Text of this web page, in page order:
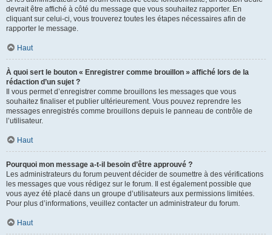
devrait être affiché à côté du message que vous souhaitez rapporter. En
cliquant sur celui-ci, vous trouverez toutes les étapes nécessaires afin de
rapporter le message.
Haut
À quoi sert le bouton « Enregistrer comme brouillon » affiché lors de la
rédaction d’un sujet ?
Il vous permet d’enregistrer comme brouillons les messages que vous
souhaitez finaliser et publier ultérieurement. Vous pouvez reprendre les
messages enregistrés comme brouillons depuis le panneau de contrôle de
l’utilisateur.
Haut
Pourquoi mon message a-t-il besoin d’être approuvé ?
Les administrateurs du forum peuvent décider de soumettre à des vérifications
les messages que vous rédigez sur le forum. Il est également possible que
vous ayez été placé dans un groupe d’utilisateurs aux permissions limitées.
Pour plus d’informations, veuillez contacter un administrateur du forum.
Haut